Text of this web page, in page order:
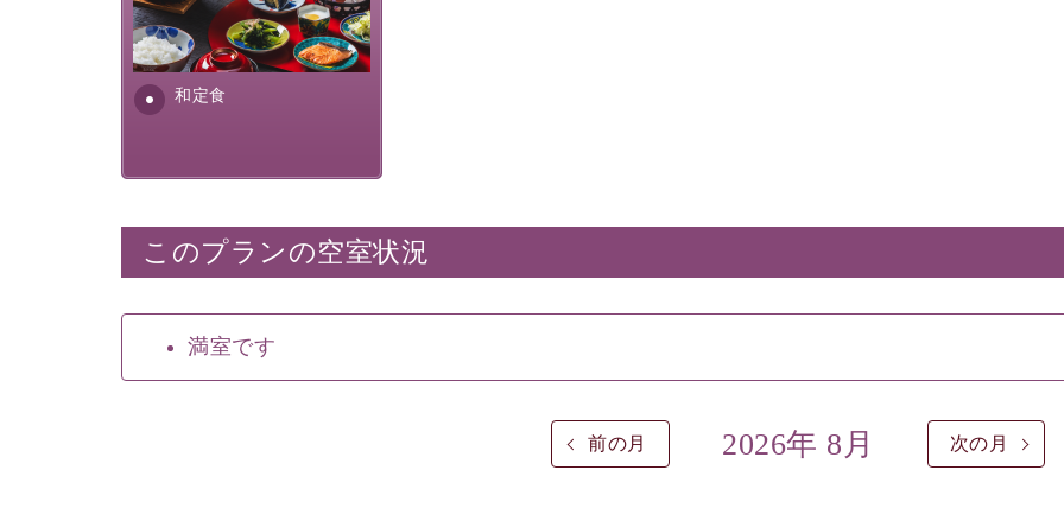
和定食
さっぱりとした和食膳に使わ
れる食材は、諏訪の名産品を
ふんだんに取り入れ、安心・
安全を心掛けた長野県産...
このプランの空室状況
満室です
前の月 2026年 8月 次の月